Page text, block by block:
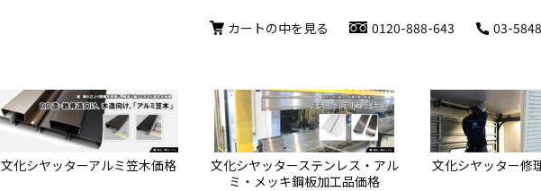
カートの中を見る 0120-888-643 03-
文化シヤッターアルミ笠木価格
文化シヤッターステンレス・アル
ミ・メッキ鋼板加工品価格
文化シヤッター修